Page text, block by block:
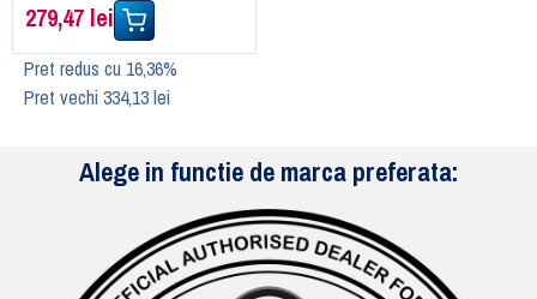
279,47 lei
Pret redus cu 16,36%
Pret vechi 334,13 lei
Alege in functie de marca preferata: